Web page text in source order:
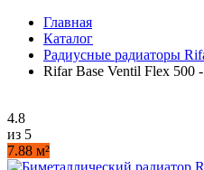
Главная
Каталог
Радиусные радиаторы
Rifar Base Ventil Flex 500
4.8
из 5
7.88 м²